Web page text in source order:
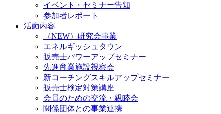
イベント・セミナー告知
参加者レポート
活動内容
（NEW）研究会事業
エネルギッシュタウン
販売士パワーアップセミナー
先進商業施設視察会
新コーチングスキルアップセミナー
販売士検定対策講座
会員のための交流・親睦会
関係団体との事業連携